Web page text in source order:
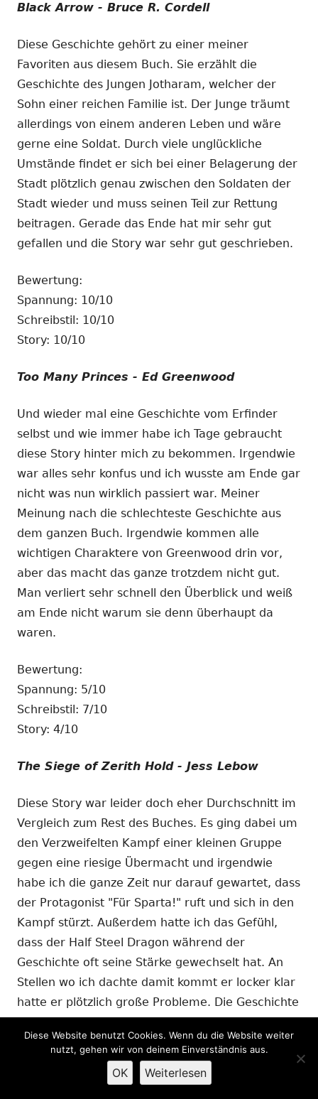
Black Arrow - Bruce R. Cordell
Diese Geschichte gehört zu einer meiner
Favoriten aus diesem Buch. Sie erzählt die
Geschichte des Jungen Jotharam, welcher der
Sohn einer reichen Familie ist. Der Junge träumt
allerdings von einem anderen Leben und wäre
gerne eine Soldat. Durch viele unglückliche
Umstände findet er sich bei einer Belagerung der
Stadt plötzlich genau zwischen den Soldaten der
Stadt wieder und muss seinen Teil zur Rettung
beitragen. Gerade das Ende hat mir sehr gut
gefallen und die Story war sehr gut geschrieben.
Bewertung:
Spannung: 10/10
Schreibstil: 10/10
Story: 10/10
Too Many Princes - Ed Greenwood
Und wieder mal eine Geschichte vom Erfinder
selbst und wie immer habe ich Tage gebraucht
diese Story hinter mich zu bekommen. Irgendwie
war alles sehr konfus und ich wusste am Ende gar
nicht was nun wirklich passiert war. Meiner
Meinung nach die schlechteste Geschichte aus
dem ganzen Buch. Irgendwie kommen alle
wichtigen Charaktere von Greenwood drin vor,
aber das macht das ganze trotzdem nicht gut.
Man verliert sehr schnell den Überblick und weiß
am Ende nicht warum sie denn überhaupt da
waren.
Bewertung:
Spannung: 5/10
Schreibstil: 7/10
Story: 4/10
The Siege of Zerith Hold - Jess Lebow
Diese Story war leider doch eher Durchschnitt im
Vergleich zum Rest des Buches. Es ging dabei um
den Verzweifelten Kampf einer kleinen Gruppe
gegen eine riesige Übermacht und irgendwie
habe ich die ganze Zeit nur darauf gewartet, dass
der Protagonist "Für Sparta!" ruft und sich in den
Kampf stürzt. Außerdem hatte ich das Gefühl,
dass der Half Steel Dragon während der
Geschichte oft seine Stärke gewechselt hat. An
Stellen wo ich dachte damit kommt er locker klar
hatte er plötzlich große Probleme. Die Geschichte
Bewertung:
Diese Website benutzt Cookies. Wenn du die Website weiter
nutzt, gehen wir von deinem Einverständnis aus.
OK Weiterlesen